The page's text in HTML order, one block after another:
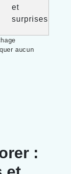
et
surprises
aucun
: